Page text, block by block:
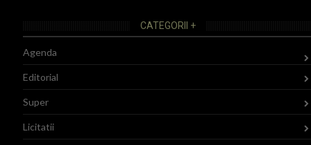
CATEGORII +
Agenda
Editorial
Super
Licitatii